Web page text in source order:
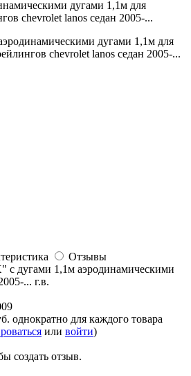
Отзывы
с дугами 1,1м аэродинамическими
... г.в.
однократно для каждого товара
или войти)
создать отзыв.